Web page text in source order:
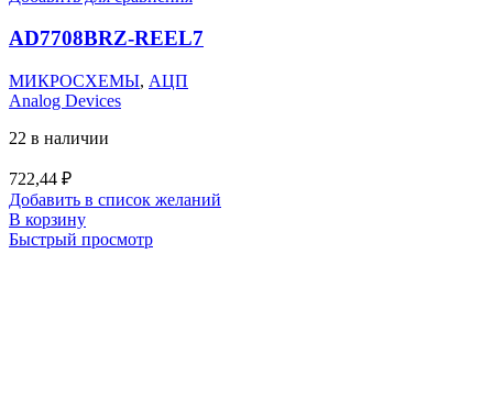
AD7708BRZ-REEL7
МИКРОСХЕМЫ, АЦП
Analog Devices
22 в наличии
722,44 ₽
Добавить в список желаний
В корзину
Быстрый просмотр